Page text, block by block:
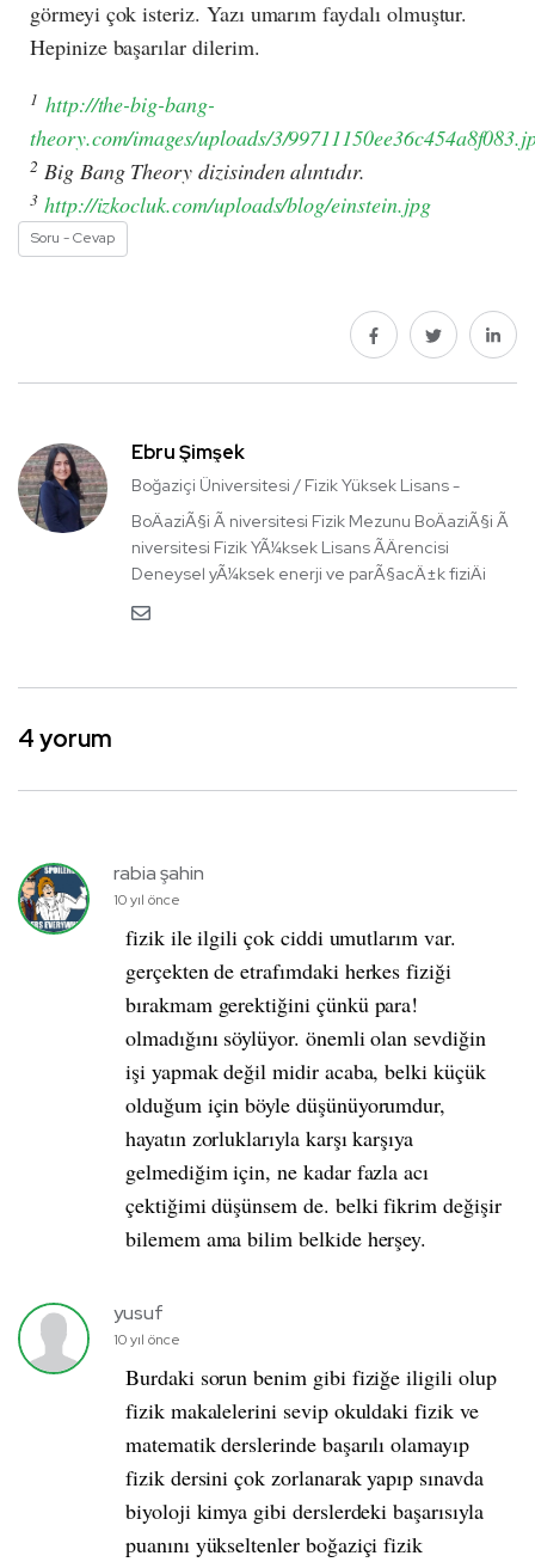
görmeyi çok isteriz. Yazı umarım faydalı olmuştur.
Hepinize başarılar dilerim.
1 http://the-big-bang-
theory.com/images/uploads/3/
2 Big Bang Theory dizisinden alıntıdır.
3 http://izkocluk.com/uploads/blog/einstein.jpg
Soru - Cevap
Ebru Şimşek
Boğaziçi Üniversitesi / Fizik Yüksek Lisans -
BoÄaziÃ§i Ã niversitesi Fizik Mezunu BoÄaziÃ§i Ã
niversitesi Fizik YÃ¼ksek Lisans ÃÄrencisi
Deneysel yÃ¼ksek enerji ve parÃ§acÄ±k fiziÄi
4 yorum
rabia şahin
10 yıl önce
fizik ile ilgili çok ciddi umutlarım var.
gerçekten de etrafımdaki herkes fiziği
bırakmam gerektiğini çünkü para!
olmadığını söylüyor. önemli olan sevdiğin
işi yapmak değil midir acaba, belki küçük
olduğum için böyle düşünüyorumdur,
hayatın zorluklarıyla karşı karşıya
gelmediğim için, ne kadar fazla acı
çektiğimi düşünsem de. belki fikrim değişir
bilemem ama bilim belkide herşey.
yusuf
10 yıl önce
Burdaki sorun benim gibi fiziğe iligili olup
fizik makalelerini sevip okuldaki fizik ve
matematik derslerinde başarılı olamayıp
fizik dersini çok zorlanarak yapıp sınavda
biyoloji kimya gibi derslerdeki başarısıyla
puanını yükseltenler boğaziçi fizik